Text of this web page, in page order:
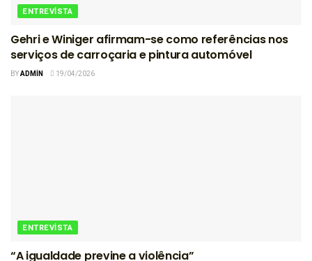
ENTREVISTA
Gehri e Winiger afirmam-se como referências nos
serviços de carroçaria e pintura automóvel
BYADMIN 19/04/2026
ENTREVISTA
“A igualdade previne a violência”